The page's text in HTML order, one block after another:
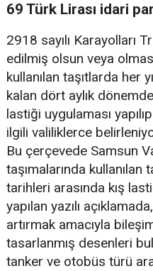
69 Türk Lirası idari
2918 sayılı Karayolları
edilmiş olsun veya
kullanılan taşıtlarda her
kalan dört aylık
lastiği uygulaması
ilgili valiliklerce
Bu çerçevede Samsun
taşımalarında kullanılan
tarihleri arasında kış
yapılan yazılı
artırmak amacıyla
tasarlanmış desenleri
tanker ve otobüs türü